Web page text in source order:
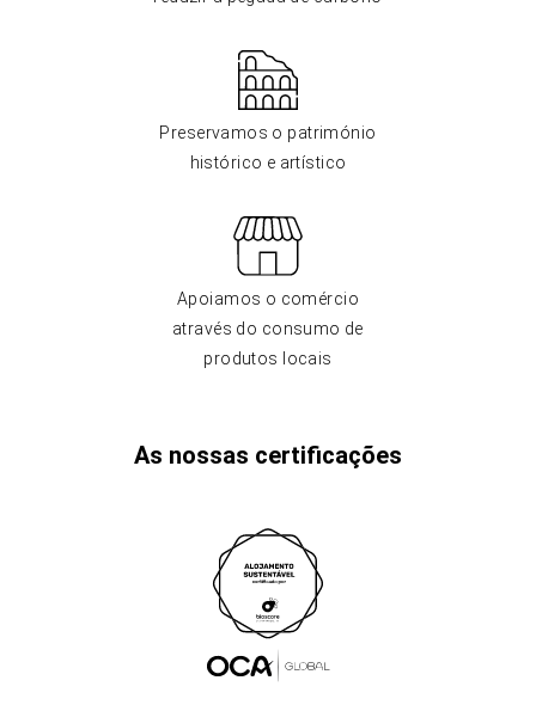
Preservamos o património
histórico e artístico
Apoiamos o comércio
através do consumo de
produtos locais
As nossas certificações